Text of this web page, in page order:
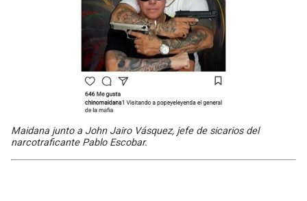
Maidana junto a John Jairo Vásquez, jefe de sicarios del
narcotraficante Pablo Escobar.